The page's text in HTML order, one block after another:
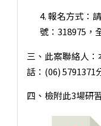
4. 報名方式：
號：318975，
三、此案聯絡人
話：(06) 5791371
四、檢附此3場研